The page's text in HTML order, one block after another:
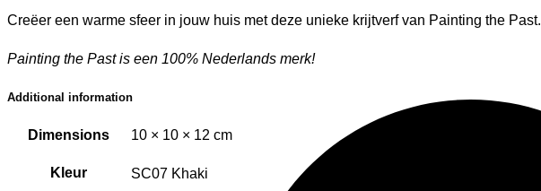
Creëer een warme sfeer in jouw huis met deze unieke krijtverf van Painting the Past.
Painting the Past is een 100% Nederlands merk!
Additional information
Dimensions 10 × 10 × 12 cm
Kleur SC07 Khaki